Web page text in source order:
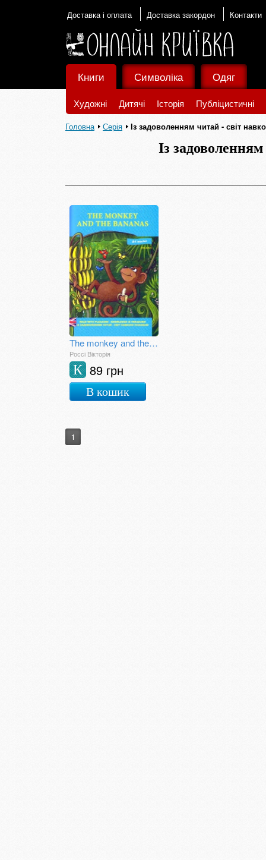
Доставка і оплата Доставка закордон Контакти
Книги
Художні Дитячі Історія Публіцистичні
Символіка Одяг
Головна Серія Із задоволенням читай - світ
Із
The monkey аnd the bananas. (Мавпеня та банани)
Россі Вікторія
89 грн
К
В кошик
1